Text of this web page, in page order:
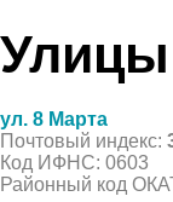
Улицы
ул. 8 Марта
Почтовый индекс:
Код ИФНС: 0603
Районный код